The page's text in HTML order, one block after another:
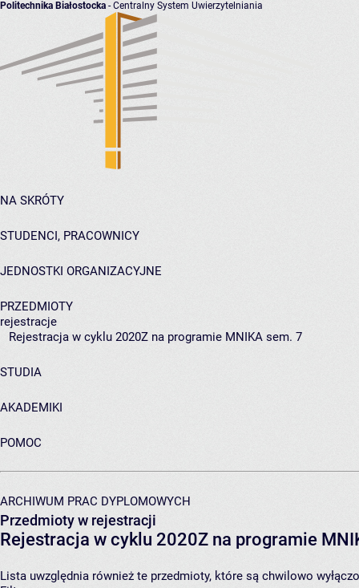
Politechnika Białostocka - Centralny System Uwierzytelniania
NA SKRÓTY
STUDENCI, PRACOWNICY
JEDNOSTKI ORGANIZACYJNE
PRZEDMIOTY
rejestracje
Rejestracja w cyklu 2020Z na programie MNIKA sem. 7
STUDIA
AKADEMIKI
POMOC
ARCHIWUM PRAC DYPLOMOWYCH
Przedmioty w rejestracji
Rejestracja w cyklu 2020Z na programie
Lista uwzględnia również te przedmioty, które są chwilowo